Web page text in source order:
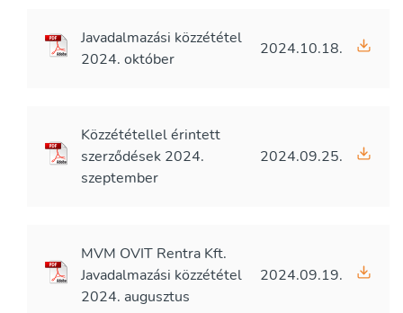
Javadalmazási közzététel
2024. október
2024.10.18.
Közzététellel érintett
szerződések 2024.
szeptember
2024.09.25.
MVM OVIT Rentra Kft.
Javadalmazási közzététel
2024. augusztus
2024.09.19.